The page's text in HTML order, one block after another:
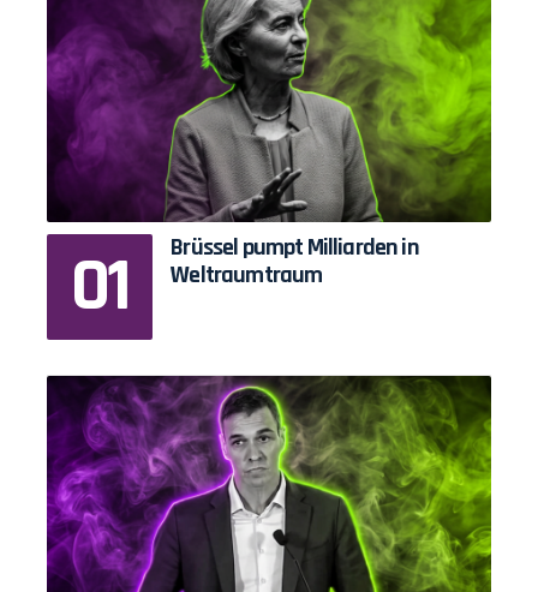
Brüssel pumpt Milliarden in
Weltraumtraum